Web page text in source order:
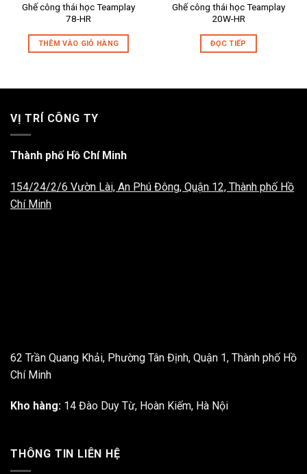
Ghế công thái học Teamplay
78-HR
THÊM VÀO GIỎ HÀNG
Ghế công thái học Teamplay
20W-HR
ĐỌC TIẾP
VỊ TRÍ CÔNG TY
Thành phố Hồ Chí Minh
154/24/2/6 Vườn Lài, An Phú Đông, Quận 12, Thành phố Hồ
Chí Minh
62 Trần Quang Khải, Phường Tân Định, Quận 1, Thành phố Hồ
Chí Minh
Kho hàng: 14 Đào Duy Từ, Hoàn Kiếm, Hà Nội
THÔNG TIN LIÊN HỆ